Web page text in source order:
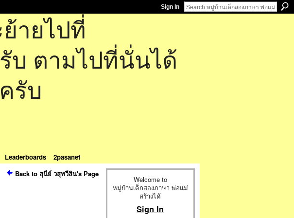
Sign In
ายไปที่
บ ตามไปที่นั่นได้
รับ
Leaderboards
2pasanet
Back to สุนีย์ วสุทวีสิน's Page
Welcome to
หมู่บ้านเด็กสองภาษา พ่อแม่
สร้างได้
Sign In